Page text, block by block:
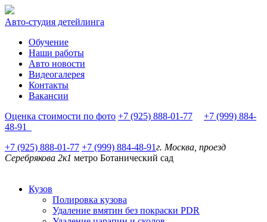
Авто-студия детейлинга
Обучение
Наши работы
Авто новости
Видеогалерея
Контакты
Вакансии
Оценка стоимости по фото +7 (925) 888-01-77
+7 (999) 884-
48-91
+7 (925) 888-01-77 +7 (999) 884-48-91г. Москва, проезд
Серебрякова 2к1 метро Ботанический сад
Кузов
Полировка кузова
Удаление вмятин без покраски PDR